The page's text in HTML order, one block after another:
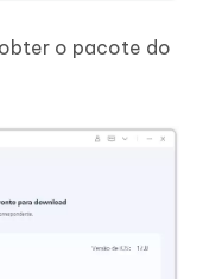
o pacote do